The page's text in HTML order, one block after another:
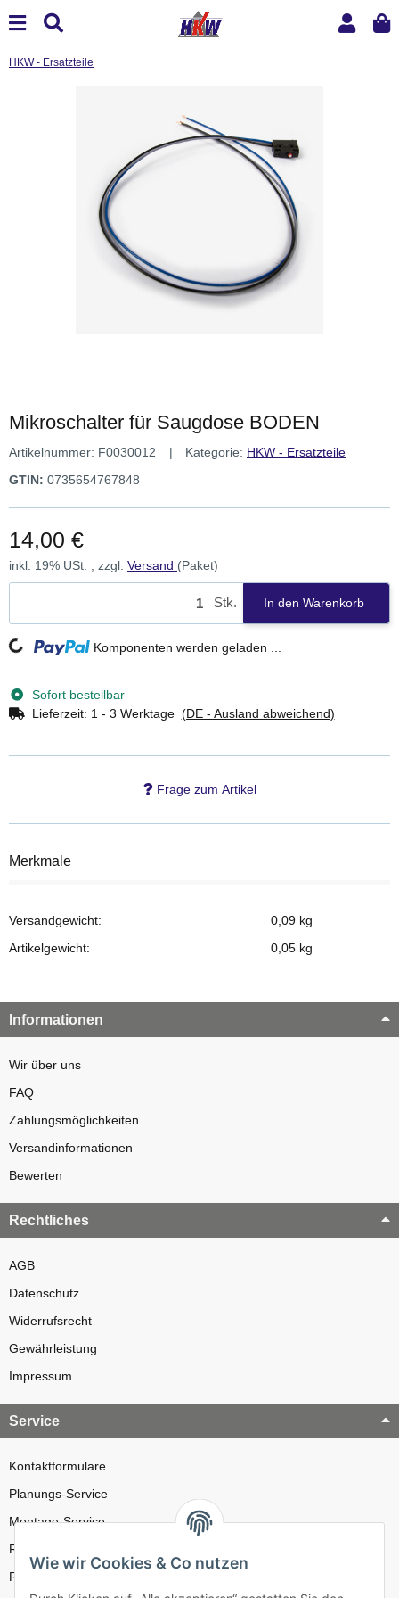
HKW - Ersatzteile
Mikroschalter für Saugdose BODEN
Artikelnummer: F0030012 Kategorie: HKW - Ersatzteile
GTIN: 0735654767848
14,00 €
inkl. 19% USt. , zzgl. Versand (Paket)
Stk. In den Warenkorb
Loading... Komponenten werden geladen ...
Sofort bestellbar
Lieferzeit: 1 - 3 Werktage (DE - Ausland abweichend)
Frage zum Artikel
Merkmale
Versandgewicht:
0,09 kg
Artikelgewicht:
0,05 kg
Informationen
Wir über uns
FAQ
Zahlungsmöglichkeiten
Versandinformationen
Bewerten
Rechtliches
AGB
Datenschutz
Widerrufsrecht
Gewährleistung
Impressum
Service
Kontaktformulare
Planungs-Service
Montage-Service
Reparatur-Service
Retouren-Service
Wie wir Cookies & Co nutzen